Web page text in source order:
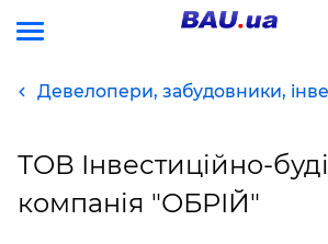
Девелопери, забудовники,
ТОВ Інвестиційно-
компанія "ОБРІЙ"